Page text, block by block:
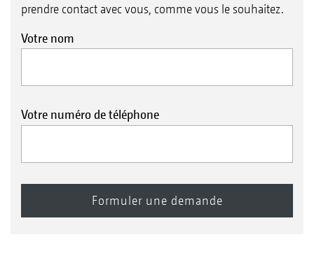
prendre contact avec vous, comme vous le souhaitez.
Votre nom
Votre numéro de téléphone